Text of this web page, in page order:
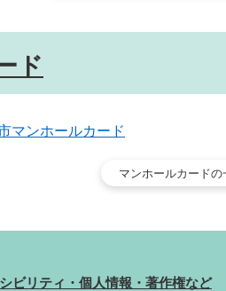
ド
マンホールカード
マンホールカードの
ビリティ・個人情報・著作権など